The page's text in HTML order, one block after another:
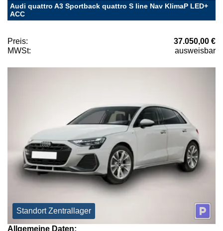
Audi quattro A3 Sportback quattro S line Nav KlimaP LED+
ACC
Preis:
37.050,00 €
MWSt:
ausweisbar
Standort Zentrallager
Allgemeine Daten: